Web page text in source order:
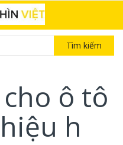
Tìm kiếm
ô tô
h